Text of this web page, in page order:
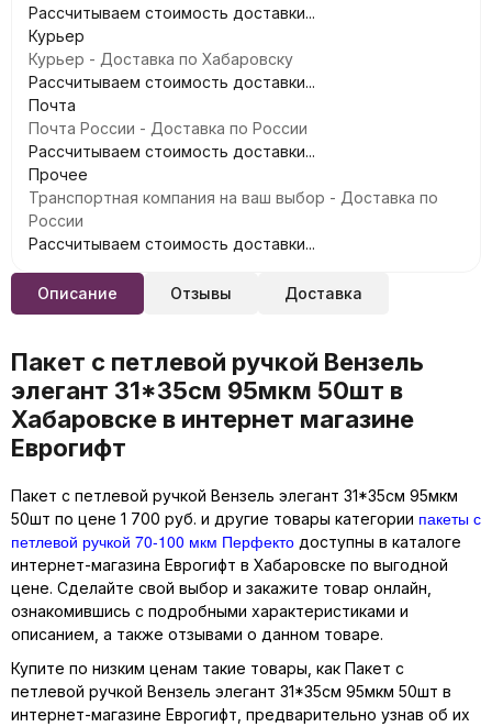
Рассчитываем стоимость доставки...
Курьер
Курьер - Доставка по Хабаровску
Рассчитываем стоимость доставки...
Почта
Почта России - Доставка по России
Рассчитываем стоимость доставки...
Прочее
Транспортная компания на ваш выбор - Доставка по
России
Рассчитываем стоимость доставки...
Описание Отзывы Доставка
Пакет с петлевой ручкой Вензель
элегант 31*35см 95мкм 50шт в
Хабаровске в интернет магазине
Еврогифт
Пакет с петлевой ручкой Вензель элегант 31*35см 95мкм
50шт по цене 1 700 руб. и другие товары категории пакеты с
петлевой ручкой 70-100 мкм Перфекто доступны в каталоге
интернет-магазина Еврогифт в Хабаровске по выгодной
цене. Сделайте свой выбор и закажите товар онлайн,
ознакомившись с подробными характеристиками и
описанием, а также отзывами о данном товаре.
Купите по низким ценам такие товары, как Пакет с
петлевой ручкой Вензель элегант 31*35см 95мкм 50шт в
интернет-магазине Еврогифт, предварительно узнав об их